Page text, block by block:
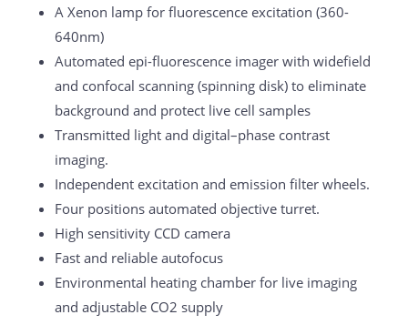
A Xenon lamp for fluorescence excitation (360-
640nm)
Automated epi-fluorescence imager with widefield
and confocal scanning (spinning disk) to eliminate
background and protect live cell samples
Transmitted light and digital–phase contrast
imaging.
Independent excitation and emission filter wheels.
Four positions automated objective turret.
High sensitivity CCD camera
Fast and reliable autofocus
Environmental heating chamber for live imaging
and adjustable CO2 supply